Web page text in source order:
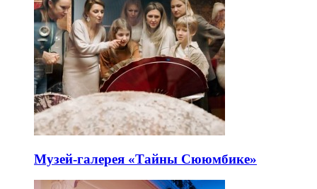
Музей-галерея «Тайны Сююмбике»